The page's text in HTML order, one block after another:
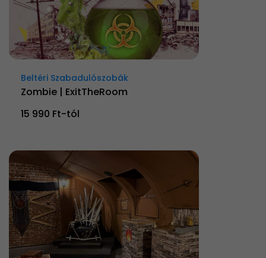
Beltéri Szabadulószobák
Zombie | ExitTheRoom
15 990 Ft-tól